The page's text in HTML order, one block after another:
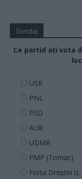
Sondaj
Ce partid ați vota
USR
PNL
PSD
AUR
UDMR
PMP (Tomac)
Forța Dreptei